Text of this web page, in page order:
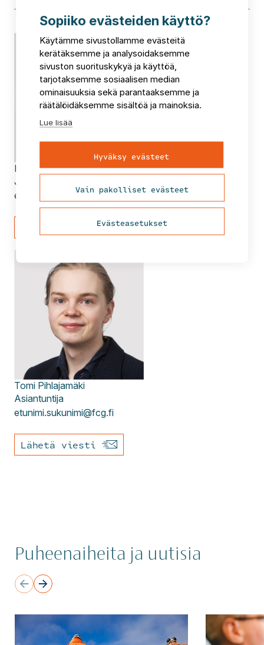
Heli
Takamäki
Johtava asiantuntija
etunimi.sukunimi@fcg.fi
Lähetä viesti
Tomi Pihlajamäki
Asiantuntija
etunimi.sukunimi@fcg.fi
Lähetä viesti
Puheenaiheita ja uutisia
Sopiiko evästeiden käyttö?
Käytämme sivustollamme evästeitä
kerätäksemme ja analysoidaksemme
sivuston suorituskykyä ja käyttöä,
tarjotaksemme sosiaalisen median
ominaisuuksia sekä parantaaksemme ja
räätälöidäksemme sisältöä ja mainoksia.
Lue lisää
Hyväksy evästeet
Vain pakolliset evästeet
Evästeasetukset